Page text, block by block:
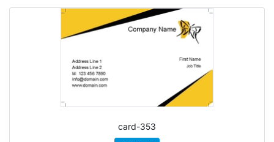
card-353